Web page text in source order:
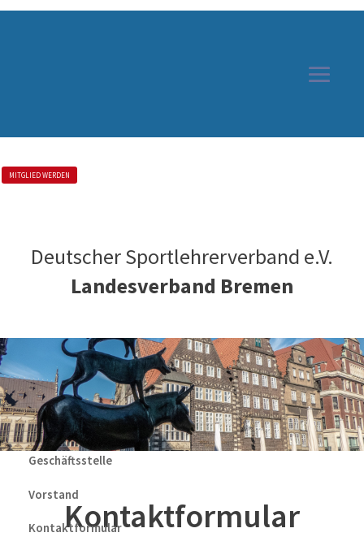
MITGLIED WERDEN
Deutscher Sportlehrerverband e.V.
Landesverband Bremen
Kontaktformular
Geschäftsstelle
Vorstand
Kontaktformular